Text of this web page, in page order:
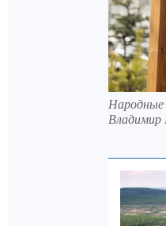
Народные
Владимир